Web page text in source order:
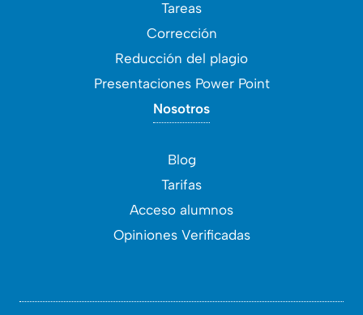
Tareas
Corrección
Reducción del plagio
Presentaciones Power Point
Nosotros
Blog
Tarifas
Acceso alumnos
Opiniones Verificadas